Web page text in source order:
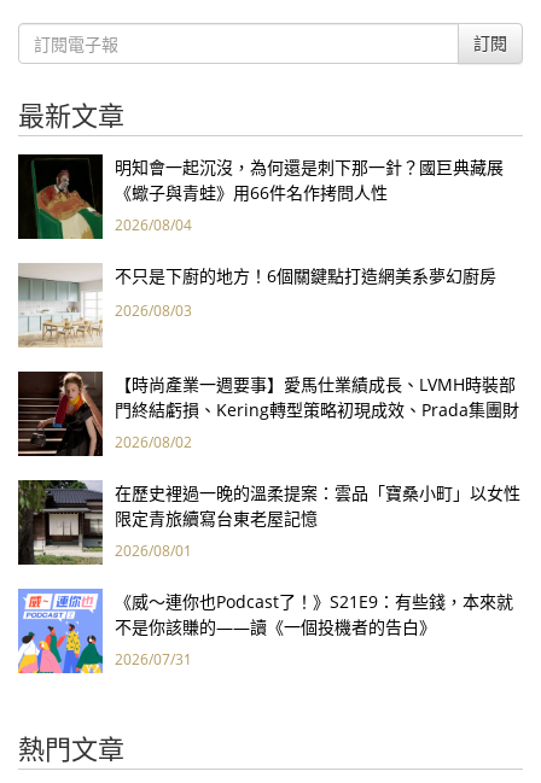
訂閱
最新文章
明知會一起沉沒，為何還是刺下那一針？國巨典藏展
《蠍子與青蛙》用66件名作拷問人性
2026/08/04
不只是下廚的地方！6個關鍵點打造網美系夢幻廚房
2026/08/03
【時尚產業一週要事】愛馬仕業績成長、LVMH時裝部
門終結虧損、Kering轉型策略初現成效、Prada集團財
報亮眼
2026/08/02
在歷史裡過一晚的溫柔提案：雲品「寶桑小町」以女性
限定青旅續寫台東老屋記憶
2026/08/01
《威～連你也Podcast了！》S21E9：有些錢，本來就
不是你該賺的——讀《一個投機者的告白》
2026/07/31
熱門文章